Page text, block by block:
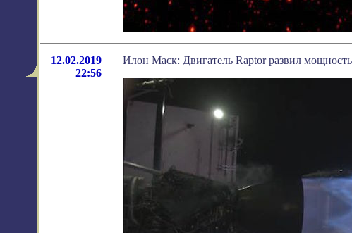
12.02.2019
22:56
Илон Маск: Двигатель Raptor развил